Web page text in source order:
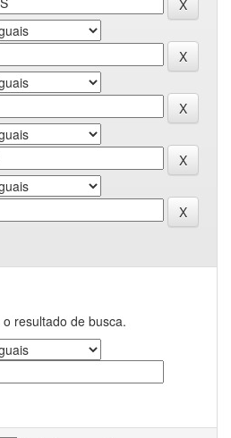
resultado de busca.